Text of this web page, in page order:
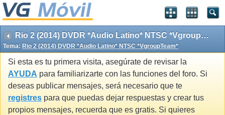
Rio 2 (2014) DVDR *Audio Latino* NTSC *VgroupTeam*
Tema: Rio 2 (2014) DVDR *Audio Latino* NTSC *VgroupTeam*
Si esta es tu primera visita, asegúrate de revisar la
AYUDA para familiarizarte con las funciones del foro. Si
deseas publicar mensajes, será necesario que te
registres para que puedas dejar respuestas y crear tus
propios mensajes, recuerda que es gratis. Si quieres